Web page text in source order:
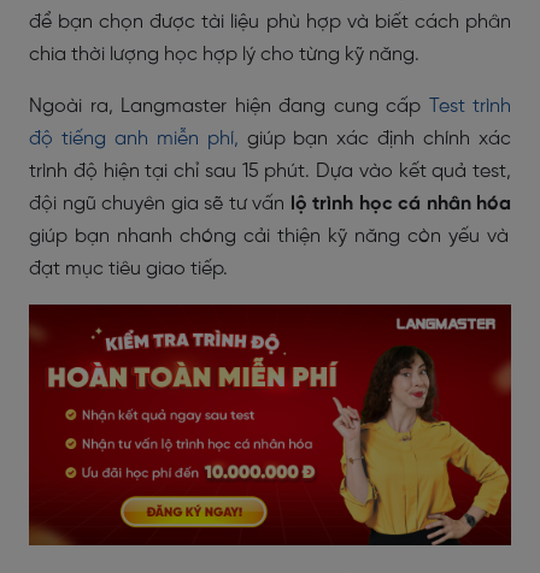
để bạn chọn được tài liệu phù hợp và biết cách phân
chia thời lượng học hợp lý cho từng kỹ năng.
Ngoài ra, Langmaster hiện đang cung cấp
Test trình
độ tiếng anh miễn phí, giúp bạn xác định chính xác
trình độ hiện tại chỉ sau 15 phút. Dựa vào kết quả test,
đội ngũ chuyên gia sẽ tư vấn lộ trình học cá nhân hóa
giúp bạn nhanh chóng cải thiện kỹ năng còn yếu và
đạt mục tiêu giao tiếp.